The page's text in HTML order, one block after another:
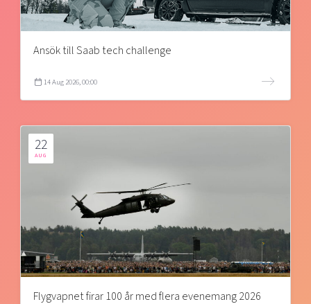
Ansök till Saab tech challenge
14 Aug 2026, 00:00
22
AUG
Flygvapnet firar 100 år med flera evenemang 2026